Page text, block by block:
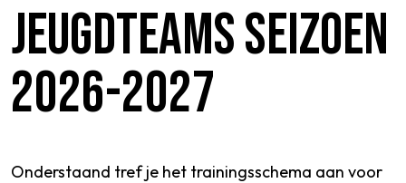
SPORTPARK GOED GENOEG
CONTACT
JEUGDTEAMS SEIZOEN
2026-2027
Onderstaand tref je het trainingsschema aan voor